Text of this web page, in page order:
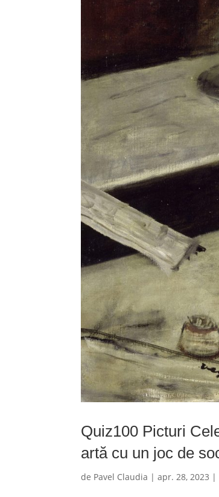
Quiz100 Picturi
artă cu un joc de
de Pavel Claudia |apr. 28, 2023 |